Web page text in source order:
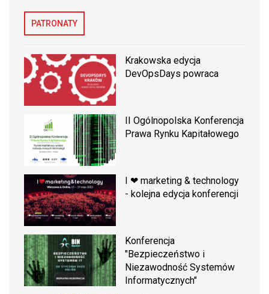
PATRONATY
Krakowska edycja
DevOpsDays powraca
II Ogólnopolska Konferencja
Prawa Rynku Kapitałowego
I ❤ marketing & technology
- kolejna edycja konferencji
Konferencja
"Bezpieczeństwo i
Niezawodność Systemów
Informatycznych"